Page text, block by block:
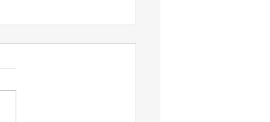
논평] 검찰 수사권 폐